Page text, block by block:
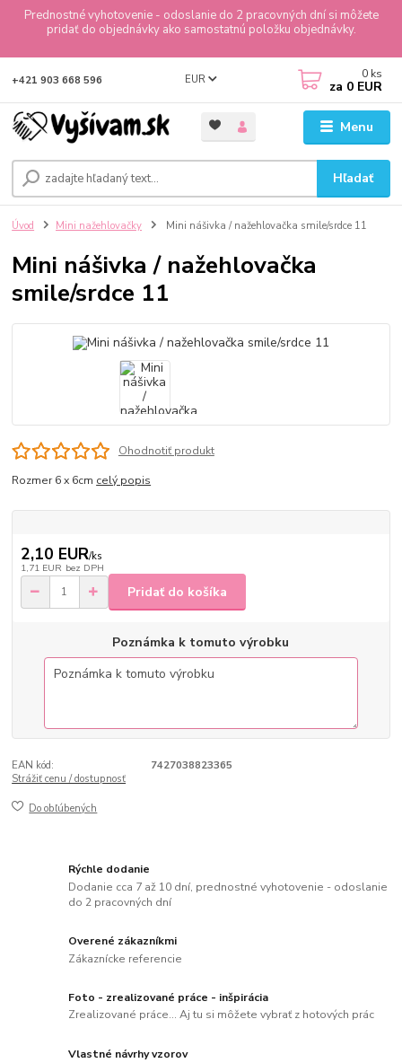
Prednostné vyhotovenie - odoslanie do 2 pracovných dní si môžete
pridať do objednávky ako samostatnú položku objednávky.
Menu
EUR
Hľadať
+421 903 668 596 0 ks
za 0 EUR
Úvod Mini nažehlovačky Mini nášivka / nažehlovačka smile/srdce 11
Mini nášivka / nažehlovačka
smile/srdce 11
Ohodnotiť produkt
Rozmer 6 x 6cm celý popis
2,10 EUR/ks
1,71 EUR bez DPH
Pridať do košíka
Poznámka k tomuto výrobku
EAN kód:
7427038823365
Strážiť cenu / dostupnosť
Do obľúbených
Rýchle dodanie
Dodanie cca 7 až 10 dní, prednostné vyhotovenie - odoslanie
do 2 pracovných dní
Overené zákazníkmi
Zákaznícke referencie
Foto - zrealizované práce - inšpirácia
Zrealizované práce... Aj tu si môžete vybrať z hotových prác
Vlastné návrhy vzorov